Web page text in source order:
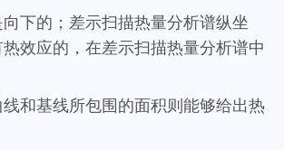
下的；差示扫描热量分析谱纵坐
效应的，在差示扫描热量分析谱中
和基线所包围的面积则能够给出热